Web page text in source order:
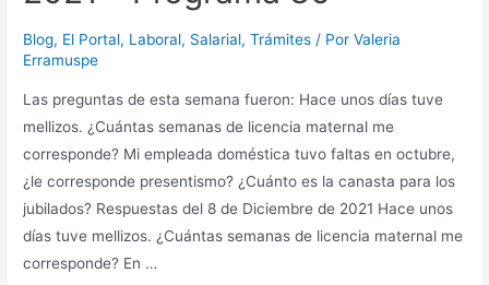
Blog, El Portal, Laboral, Salarial,Trámites / PorValeria
Erramuspe
Las preguntas de esta semana fueron: Hace unos días tuve
mellizos. ¿Cuántas semanas de licencia maternal me
corresponde? Mi empleada doméstica tuvo faltas en octubre,
¿le corresponde presentismo? ¿Cuánto es la canasta para los
jubilados? Respuestas del 8 de Diciembre de 2021 Hace unos
días tuve mellizos. ¿Cuántas semanas de licencia maternal me
corresponde? En …